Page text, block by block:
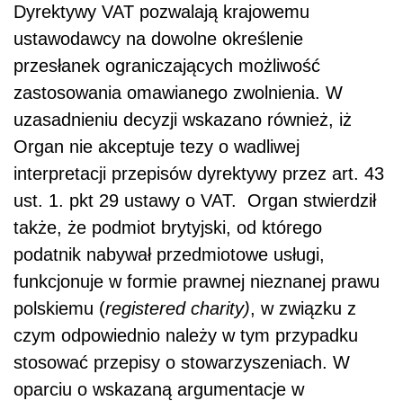
Dyrektywy VAT pozwalają krajowemu
ustawodawcy na dowolne określenie
przesłanek ograniczających możliwość
zastosowania omawianego zwolnienia. W
uzasadnieniu decyzji wskazano również, iż
Organ nie akceptuje tezy o wadliwej
interpretacji przepisów dyrektywy przez art. 43
ust. 1. pkt 29 ustawy o VAT. Organ stwierdził
także, że podmiot brytyjski, od którego
podatnik nabywał przedmiotowe usługi,
funkcjonuje w formie prawnej nieznanej prawu
polskiemu (registered charity), w związku z
czym odpowiednio należy w tym przypadku
stosować przepisy o stowarzyszeniach. W
oparciu o wskazaną argumentacje w